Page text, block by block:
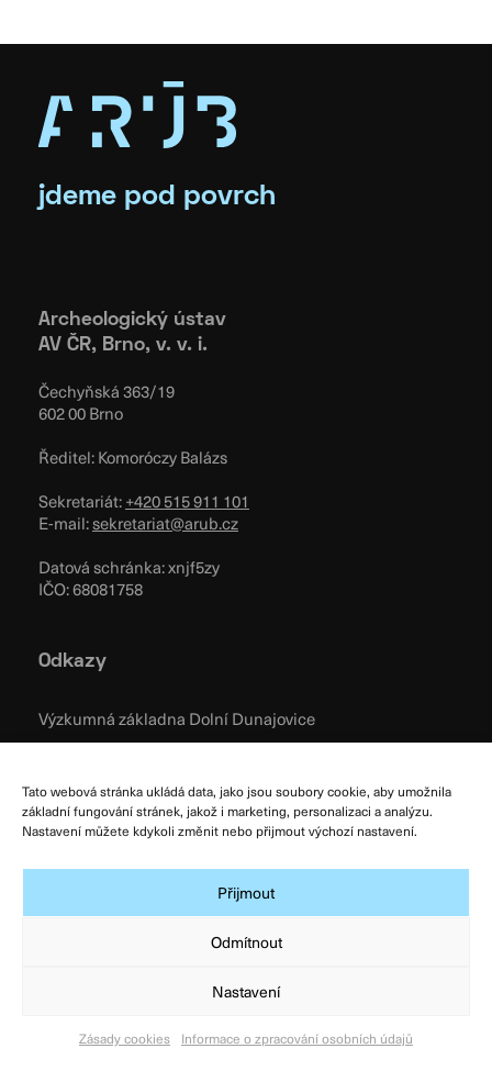
Tato webová stránka ukládá data, jako jsou soubory cookie, aby umožnila
základní fungování stránek, jakož i marketing, personalizaci a analýzu.
Nastavení můžete kdykoli změnit nebo přijmout výchozí nastavení.
Přijmout
Odmítnout
Nastavení
Zásady cookies Informace o zpracování osobních údajů
jdeme pod povrch
Archeologický ústav
AV ČR, Brno, v. v. i.
Čechyňská 363/19
602 00 Brno
Ředitel: Komoróczy Balázs
Sekretariát:+420 515 911 101
E-mail:sekretariat@arub.cz
Datová schránka: xnjf5zy
IČO: 68081758
Odkazy
Výzkumná základna Dolní Dunajovice
Výzkumná základna Dolní Věstonice
Výzkumná základna Mikulčice
Pracoviště Opava
Všeobecné obchodní podmínky